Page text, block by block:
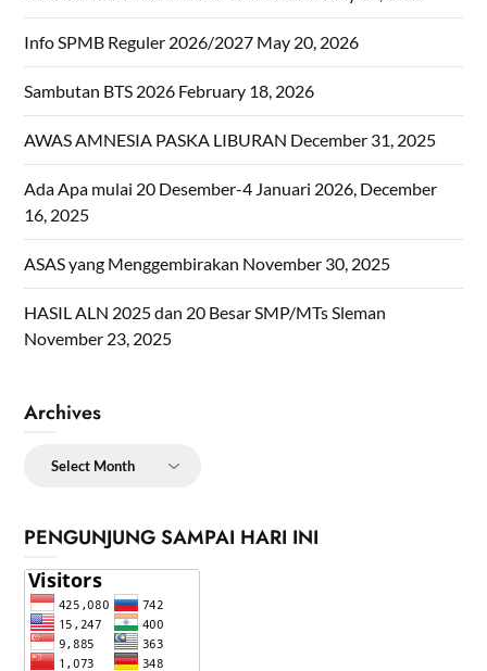
Info SPMB Reguler 2026/2027 May 20, 2026
Sambutan BTS 2026 February 18, 2026
AWAS AMNESIA PASKA LIBURAN December 31, 2025
Ada Apa mulai 20 Desember-4 Januari 2026, December
16, 2025
ASAS yang Menggembirakan November 30, 2025
HASIL ALN 2025 dan 20 Besar SMP/MTs Sleman
November 23, 2025
Archives
Archives
PENGUNJUNG SAMPAI HARI INI